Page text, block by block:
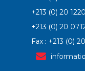
+213 (0) 20
+213 (0) 20
Fax : +213 (0)